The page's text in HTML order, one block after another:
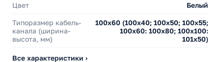
Цвет Белый
Типоразмер кабель-
канала (ширина-
высота, мм)
100х60 (100х40; 100х50; 100х55;
100х60: 100х80; 100х100:
101х50)
Все характеристики ›